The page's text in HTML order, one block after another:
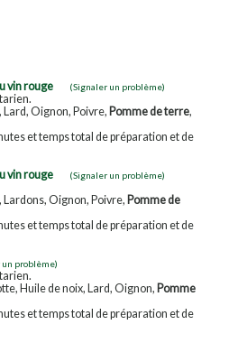
vin rouge (Signaler un problème)
Oignon, Poivre, Pomme de terre,
et temps total de préparation et de
vin rouge
(Signaler un problème)
Oignon, Poivre, Pomme de
et temps total de préparation et de
un problème)
Huile de noix, Lard, Oignon, Pomme
et temps total de préparation et de